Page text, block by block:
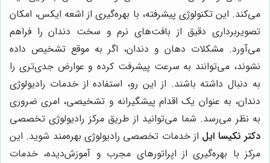
می‌کند. این تکنولوژی پیشرفته، با بهره‌گیری از اشعه ایکس، امکان
تصویربرداری دقیق از بافت‌های نرم و سخت دندان را فراهم
می‌آورد. مشکلات دهان و دندان، اگر به موقع تشخیص داده
نشوند، می‌توانند به سرعت پیشرفت کرده و عوارض جدی‌تری را
به دنبال داشته باشند. از این رو، استفاده از خدمات رادیولوژی
دندان، به عنوان یک اقدام پیشگیرانه و تشخیصی، امری ضروری
به نظر می‌رسد. شما می‌توانید از طریق مرکز رادیولوژی تخصصی
دکتر نکیسا ایل از خدمات تخصصی رادیولوژی بهره‌مند شوید. این
مرکز با بهره‌گیری از اپراتورهای مجرب و آموزش‌دیده، خدمات